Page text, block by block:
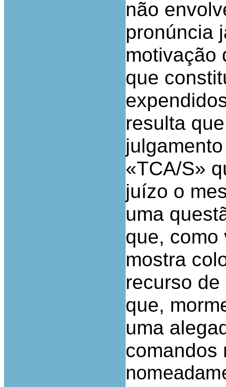
não
pronúncia
motivação
que
resulta
«TCA/S»
juízo o
uma
que, como
mostra
recurso
que,
uma
comandos